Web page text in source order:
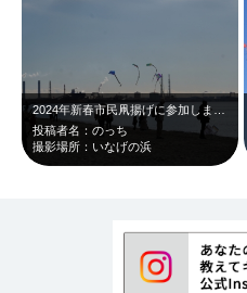
投稿者名：のっち
撮影場所：いなげの浜